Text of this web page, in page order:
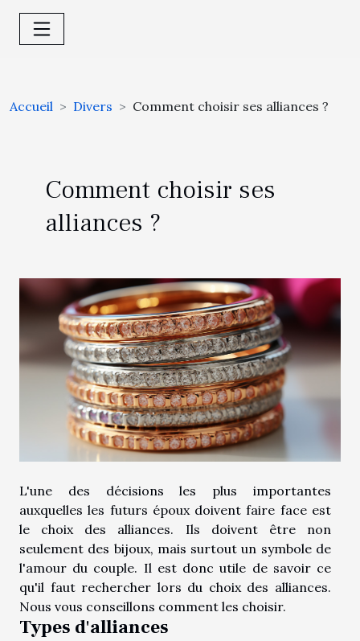
Accueil Divers Comment choisir ses alliances ?
Comment choisir ses
alliances ?
L'une des décisions les plus importantes
auxquelles les futurs époux doivent faire face est
le choix des alliances. Ils doivent être non
seulement des bijoux, mais surtout un symbole de
l'amour du couple. Il est donc utile de savoir ce
qu'il faut rechercher lors du choix des alliances.
Nous vous conseillons comment les choisir.
Types d'alliances